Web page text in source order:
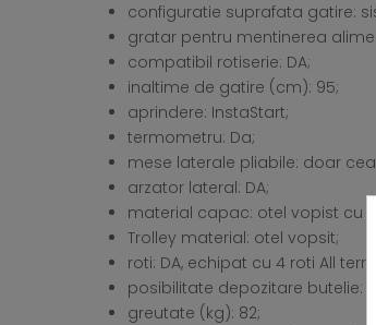
configuratie suprafata gatire:
gratar pentru mentinerea
compatibil rotiserie: DA;
inaltime de gatire (cm): 95;
aprindere: InstaStart;
termometru: Da;
mese laterale pliabile: doar
arzator lateral: DA;
material capac: otel vopist cu
Trolley material: otel vopsit;
roti: DA, echipat cu 4 roti All
posibilitate depozitare butelie:
greutate (kg): 82;